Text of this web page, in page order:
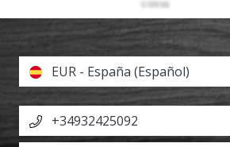
EUR - España (Español)
+34932425092